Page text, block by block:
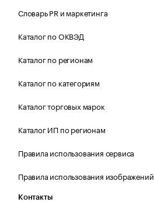
Словарь PR и маркетинга
Каталог по ОКВЭД
Каталог по регионам
Каталог по категориям
Каталог торговых марок
Каталог ИП по регионам
Правила использования сервиса
Правила использования изображений
Контакты